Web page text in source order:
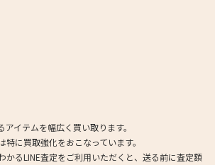
イテムを幅広く買い取ります。
に買取強化をおこなっています。
かるLINE査定をご利用いただくと、送る前に査定額